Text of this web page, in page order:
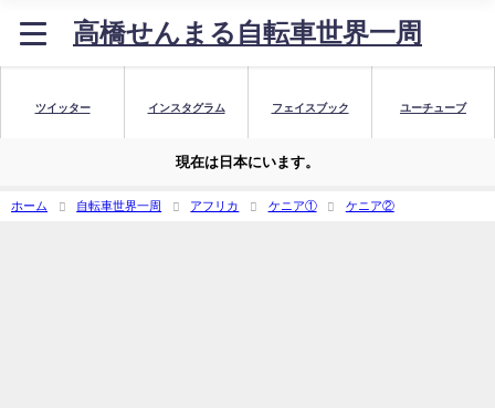
高橋せんまる自転車世界一周
ツイッター インスタグラム フェイスブック ユーチューブ
現在は日本にいます。
ホーム 自転車世界一周 アフリカ ケニア① ケニア②